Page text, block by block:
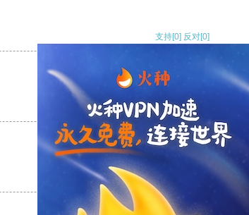
支持[0] 反对[0]
支持[0] 反对
支持